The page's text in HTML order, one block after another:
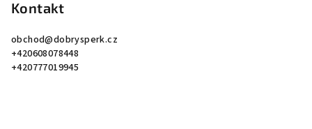
Kontakt
obchod@dobrysperk.cz
+420608078448
+420777019945